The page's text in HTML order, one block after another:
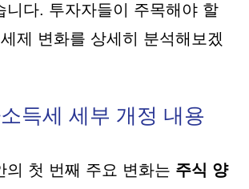
니다. 투자자들이 주목해야 할
제 변화를 상세히 분석해보겠
득세 세부 개정 내용
의 첫 번째 주요 변화는 주식 양